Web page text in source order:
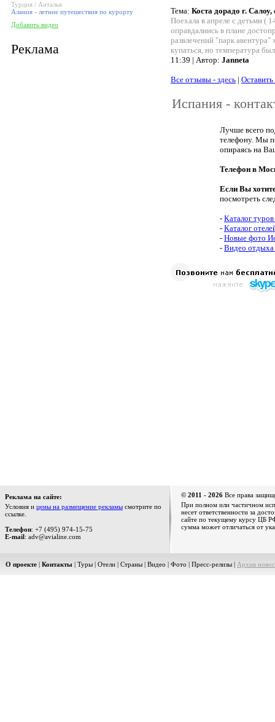
Турция / Анталья
Алания - летние путешествия по курорту
Добавить видео
Реклама
Тема: Коста дорадо г. Салоу,
Поехала в апреле с детьми (
оправдалиись в плане
развлечений "парк
купаться, но температура
11:39 | Автор: Janneta
Все отзывы - здесь |
Испания -
Лучше всего
телефону. Мы
опираясь на
Телефон в
Если Вы
посмотреть
- Каталог
- Каталог
- Новые фото
- Видео
Реклама на сайте:
Условия и цены на размещение рекламы смотрите по
ссылке.
Телефон: +7 (495) 974-15-75
E-mail: adv@avialine.com
© 2011 - 2026 Все права
При полном или частичном
несет ответственности за
сайте по текущему курсу ЦБ
сумма может отличаться от
О проекте | Контакты | Туры | Отели | Страны | Видео | Фото | Пресс-релизы | Архив